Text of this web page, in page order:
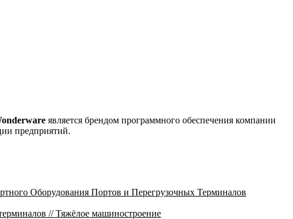
является брендом программного обеспечения компании
предприятий.
Оборудования Портов и Перегрузочных Терминалов
// Тяжёлое машиностроение